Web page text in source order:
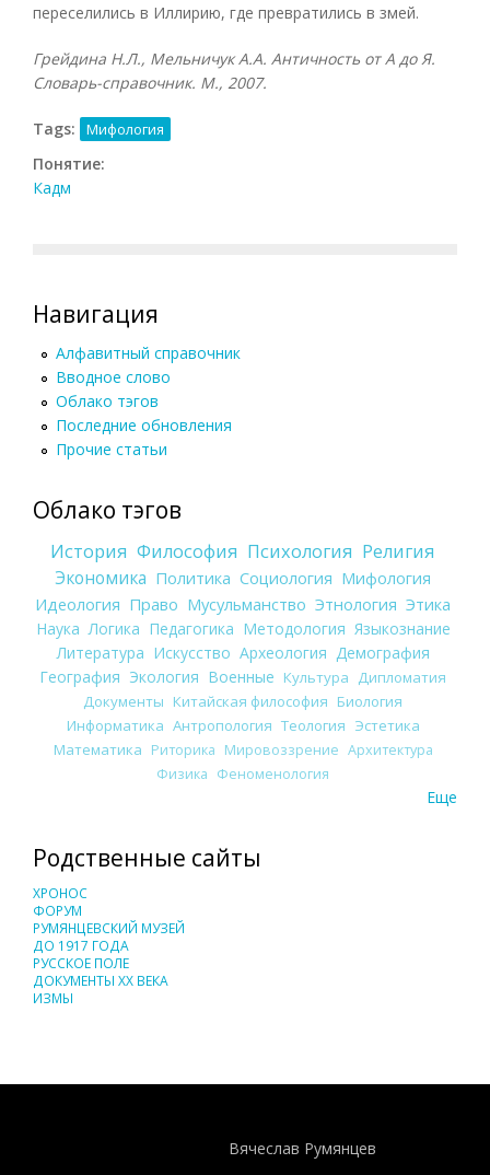
переселились в Иллирию, где превратились в змей.
Грейдина Н.Л., Мельничук А.А. Античность от А до Я.
Словарь-справочник. М., 2007.
Tags: Мифология
Понятие:
Кадм
Навигация
Алфавитный справочник
Вводное слово
Облако тэгов
Последние обновления
Прочие статьи
Облако тэгов
История Философия Психология Религия
Экономика Политика Социология Мифология
Идеология Право Мусульманство Этнология Этика
Наука Логика Педагогика Методология Языкознание
Литература Искусство Археология Демография
География Экология Военные Культура
Дипломатия
Документы Китайская философия Биология
Информатика Антропология Теология Эстетика
Математика Риторика Мировоззрение Архитектура
Физика Феноменология
Еще
Родственные сайты
ХРОНОС
ФОРУМ
РУМЯНЦЕВСКИЙ МУЗЕЙ
ДО 1917 ГОДА
РУССКОЕ ПОЛЕ
ДОКУМЕНТЫ XX ВЕКА
ИЗМЫ
Вячеслав Румянцев